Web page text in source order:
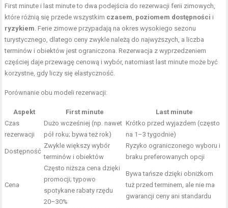
First minute i last minute to dwa podejścia do rezerwacji ferii zimowych,
które różnią się przede wszystkim czasem poziomem dostępności i
ryzykiem . Ferie zimowe przypadają na okres wysokiego sezonu
turystycznego, dlatego ceny zwykle należą do najwyższych, a liczba
terminów i obiektów jest ograniczona. Rezerwacja z wyprzedzeniem
częściej daje przewagę cenową i wybór, natomiast last minute może być
korzystne, gdy liczy się elastyczność.
Porównanie obu modeli rezerwacji:
Aspekt First minute
Last minute
Czas
rezerwacji
Dużo wcześniej (np. nawet
pół roku; bywa też rok)
Krótko przed wyjazdem (często
na 1–3 tygodnie)
Dostępność
Zwykle większy wybór
terminów i obiektów
Ryzyko ograniczonego wyboru i
braku preferowanych opcji
Cena
Często niższa cena dzięki
promocji; typowo
spotykane rabaty rzędu
20–30%
Bywa tańsze dzięki obniżkom
tuż przed terminem, ale nie ma
gwarancji ceny ani standardu